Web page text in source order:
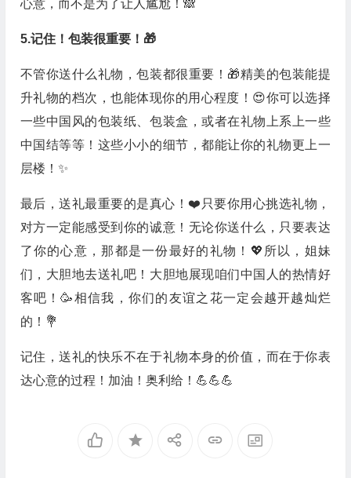
心意，而不是为了让人尴尬！🙈
5.记住！包装很重要！🎁
不管你送什么礼物，包装都很重要！🎁精美的包装能提
升礼物的档次，也能体现你的用心程度！😍你可以选择
一些中国风的包装纸、包装盒，或者在礼物上系上一些
中国结等等！这些小小的细节，都能让你的礼物更上一
层楼！✨
最后，送礼最重要的是真心！❤️只要你用心挑选礼物，
对方一定能感受到你的诚意！无论你送什么，只要表达
了你的心意，那都是一份最好的礼物！💖所以，姐妹
们，大胆地去送礼吧！大胆地展现咱们中国人的热情好
客吧！🥳相信我，你们的友谊之花一定会越开越灿烂
的！💐
记住，送礼的快乐不在于礼物本身的价值，而在于你表
达心意的过程！加油！奥利给！💪💪💪